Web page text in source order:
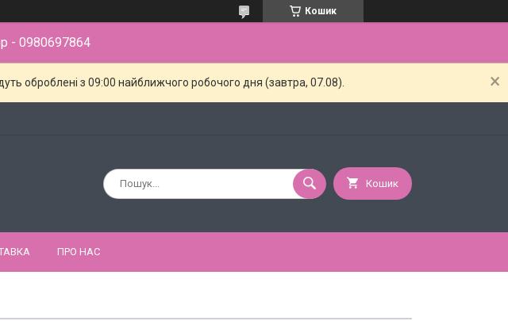
Кошик
- 0980697864
оброблені з 09:00 найближчого робочого дня (завтра, 07.08).
Кошик
ПРО НАС